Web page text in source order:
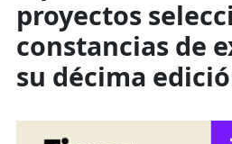
proyectos
constancias de
su décima